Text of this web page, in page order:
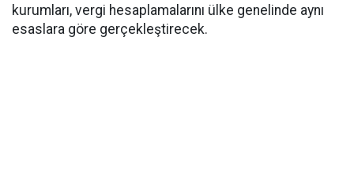
kurumları, vergi hesaplamalarını ülke genelinde aynı
esaslara göre gerçekleştirecek.